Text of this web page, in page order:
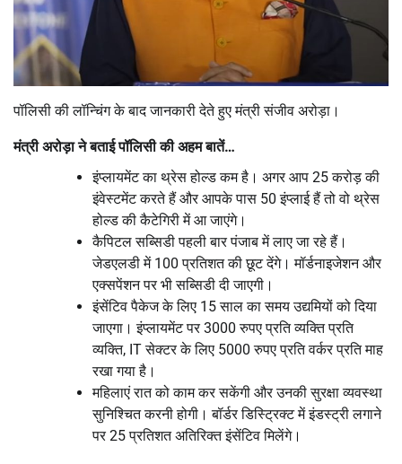
पॉलिसी की लॉन्चिंग के बाद जानकारी देते हुए मंत्री संजीव अरोड़ा।
मंत्री अरोड़ा ने बताई पॉलिसी की अहम बातें…
इंप्लायमेंट का थ्रेस होल्ड कम है। अगर आप 25 करोड़ की
इंवेस्टमेंट करते हैं और आपके पास 50 इंप्लाई हैं तो वो थ्रेस
होल्ड की कैटेगिरी में आ जाएंगे।
कैपिटल सब्सिडी पहली बार पंजाब में लाए जा रहे हैं।
जेडएलडी में 100 प्रतिशत की छूट देंगे। मॉर्डनाइजेशन और
एक्सपेंशन पर भी सब्सिडी दी जाएगी।
इंसेंटिव पैकेज के लिए 15 साल का समय उद्यमियों को दिया
जाएगा। इंप्लायमेंट पर 3000 रुपए प्रति व्यक्ति प्रति
व्यक्ति, IT सेक्टर के लिए 5000 रुपए प्रति वर्कर प्रति माह
रखा गया है।
महिलाएं रात को काम कर सकेंगी और उनकी सुरक्षा व्यवस्था
सुनिश्चित करनी होगी। बॉर्डर डिस्ट्रिक्ट में इंडस्ट्री लगाने
पर 25 प्रतिशत अतिरिक्त इंसेंटिव मिलेंगे।